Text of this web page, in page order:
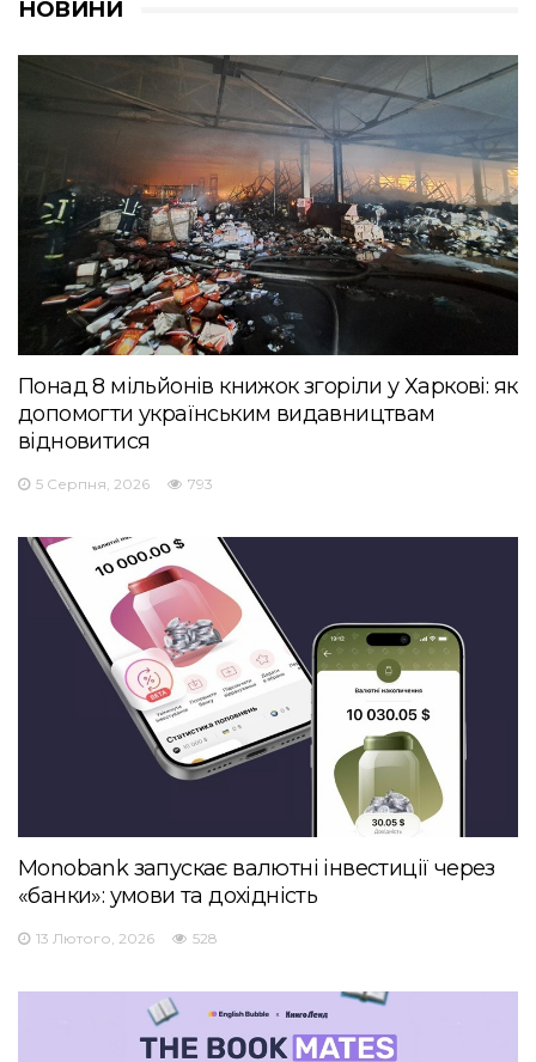
НОВИНИ
Понад 8 мільйонів книжок згоріли у Харкові: як
допомогти українським видавництвам
відновитися
5 Серпня, 2026 793
Monobank запускає валютні інвестиції через
«банки»: умови та дохідність
13 Лютого, 2026 528